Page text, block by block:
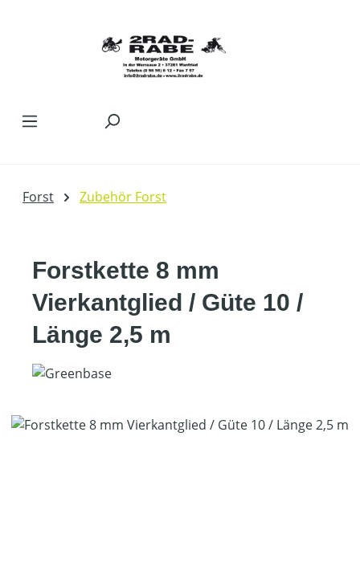
Forst Zubehör Forst
Forstkette 8 mm
Vierkantglied / Güte 10 /
Länge 2,5 m
Bildergalerie überspringen